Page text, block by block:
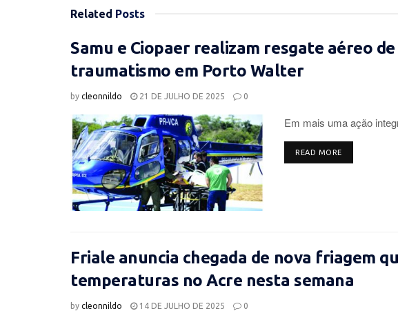
Related Posts
Samu e Ciopaer realizam resgate aéreo
traumatismo em Porto Walter
by cleonnildo 21 DE JULHO DE 2025 0
Em mais uma ação
READ MOREDETAILS
Friale anuncia chegada de nova friagem
temperaturas no Acre nesta semana
by cleonnildo 14 DE JULHO DE 2025 0